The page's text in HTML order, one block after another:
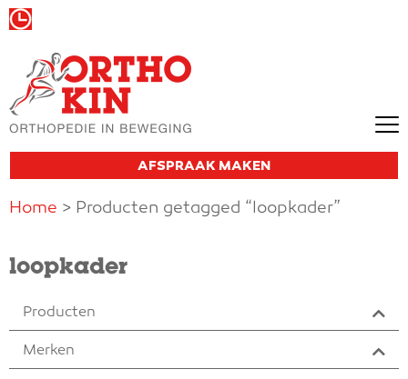
AFSPRAAK MAKEN
Home > Producten getagged “loopkader”
loopkader
Producten
Merken